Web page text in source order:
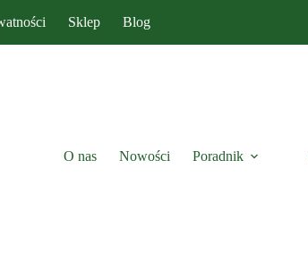
Sklep Blog
O nas Nowości Poradnik